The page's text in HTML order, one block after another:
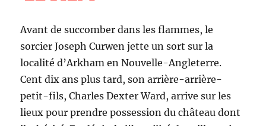
Avant de succomber dans les flammes, le
sorcier Joseph Curwen jette un sort sur la
localité d’Arkham en Nouvelle-Angleterre.
Cent dix ans plus tard, son arrière-arrière-
petit-fils, Charles Dexter Ward, arrive sur les
lieux pour prendre possession du château dont